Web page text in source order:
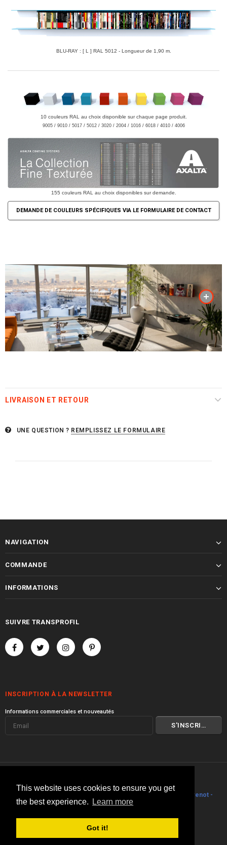
This website uses cookies to ensure you get
the best experience.
Learn more
Got it!
BLU-RAY : [ L ] RAL 5012 - Longueur de 1,90 m.
10 couleurs RAL au choix disponible sur chaque page produit.
9005 / 9010 / 5017 / 5012 / 3020 / 2004 / 1016 / 6018 / 4010 / 4006
155 couleurs RAL au choix disponibles sur demande.
DEMANDE DE COULEURS SPÉCIFIQUES VIA LE FORMULAIRE DE CONTACT
LIVRAISON ET RETOUR
UNE QUESTION ? REMPLISSEZ LE FORMULAIRE
NAVIGATION
COMMANDE
INFORMATIONS
SUIVRE TRANSPROFIL
INSCRIPTION À LA NEWSLETTER
Informations commerciales et nouveautés
Philippe Stouvenot -